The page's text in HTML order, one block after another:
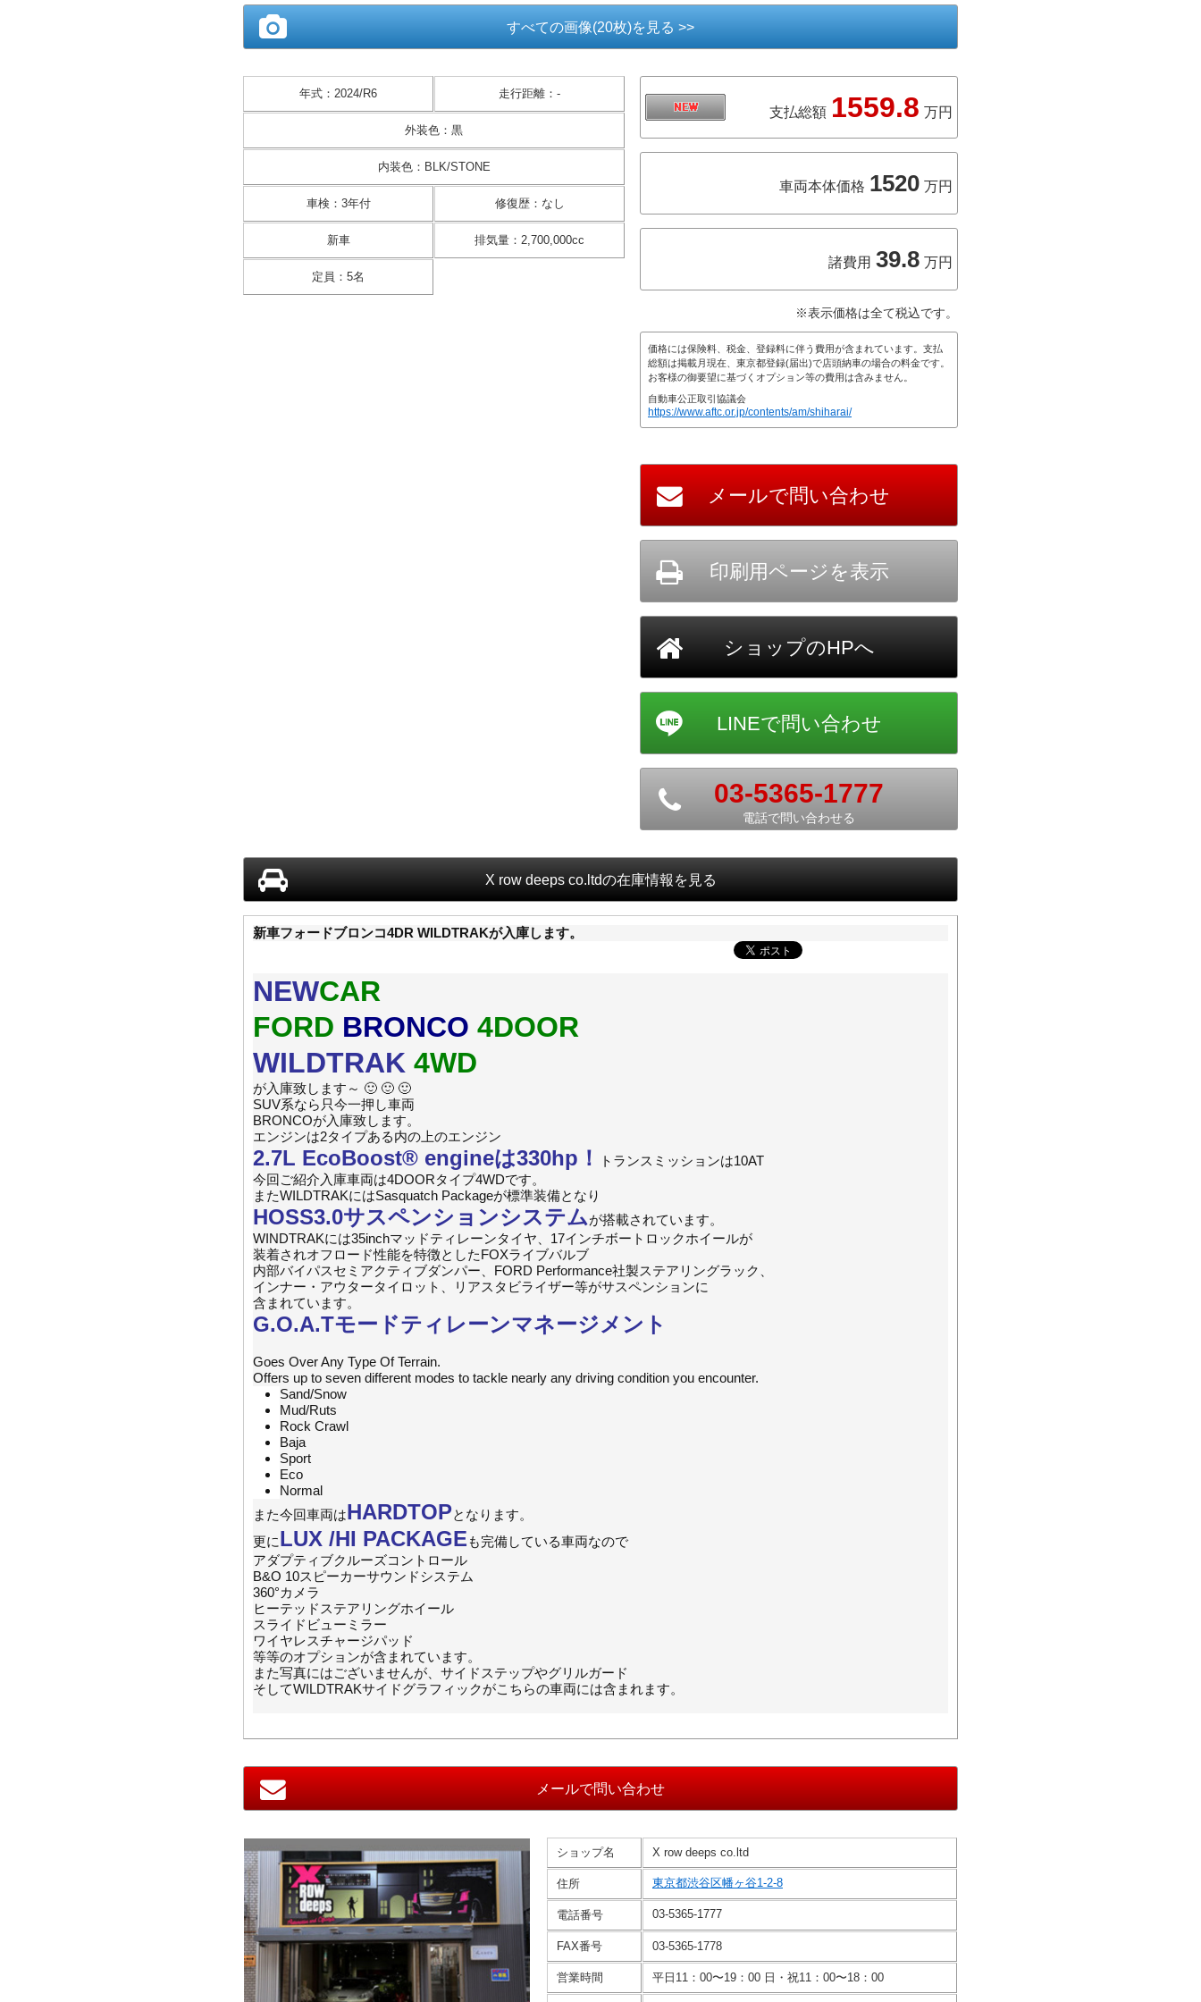
すべての画像(20枚)を見る >>
年式 ： 2024/R6 走行距離 ： -
外装色 ： 黒
内装色： BLK/STONE
車検 ： 3年付 修復歴： なし
新車 排気量 ： 2,700,000cc
定員 ： 5名
支払総額 1559.8 万円
車両本体価格 1520 万円
諸費用 39.8 万円
※表示価格は全て税込です。
価格には保険料、税金、登録料に伴う費用が含まれています。支払
総額は掲載月現在、東京都登録(届出)で店頭納車の場合の料金です。
お客様の御要望に基づくオプション等の費用は含みません。
自動車公正取引協議会
https://www.aftc.or.jp/contents/am/shiharai/
03-5365-1777
電話で問い合わせる
X row deeps co.ltdの在庫情報を見る
新車フォードブロンコ4DR WILDTRAKが入庫します。
NEWCAR
FORD BRONCO 4DOOR
WILDTRAK 4WD
が入庫致します～ 🙂 🙂 🙂
SUV系なら只今一押し車両
BRONCOが入庫致します。
エンジンは2タイプある内の上のエンジン
2.7L EcoBoost® engineは330hp！
トランスミッションは10AT
今回ご紹介入庫車両は4DOORタイプ4WDです。
またWILDTRAKにはSasquatch Packageが標準装備となり
HOSS3.0サスペンションシステムが搭載されています。
WINDTRAKには35inchマッドティレーンタイヤ、17インチボートロックホイールが
装着されオフロード性能を特徴としたFOXライブバルブ
内部バイパスセミアクティブダンパー、FORD Performance社製ステアリングラック、
インナー・アウタータイロット、リアスタビライザー等がサスペンションに
含まれています。
G.O.A.Tモードティレーンマネージメント
Goes Over Any Type Of Terrain.
Offers up to seven different modes to tackle nearly any driving condition you encounter.
Sand/Snow
Mud/Ruts
Rock Crawl
Baja
Sport
Eco
Normal
また今回車両はHARDTOPとなります。
更にLUX /HI PACKAGE も完備している車両なので
アダプティブクルーズコントロール
B&O 10スピーカーサウンドシステム
360°カメラ
ヒーテッドステアリングホイール
スライドビューミラー
ワイヤレスチャージパッド
等等のオプションが含まれています。
また写真にはございませんが、サイドステップやグリルガード
そしてWILDTRAKサイドグラフィックがこちらの車両には含まれます。
ショップ名 X row deeps co.ltd
住所 東京都渋谷区幡ヶ谷1-2-8
電話番号 03-5365-1777
FAX番号 03-5365-1778
営業時間 平日11：00〜19：00 日・祝11：00〜18：00